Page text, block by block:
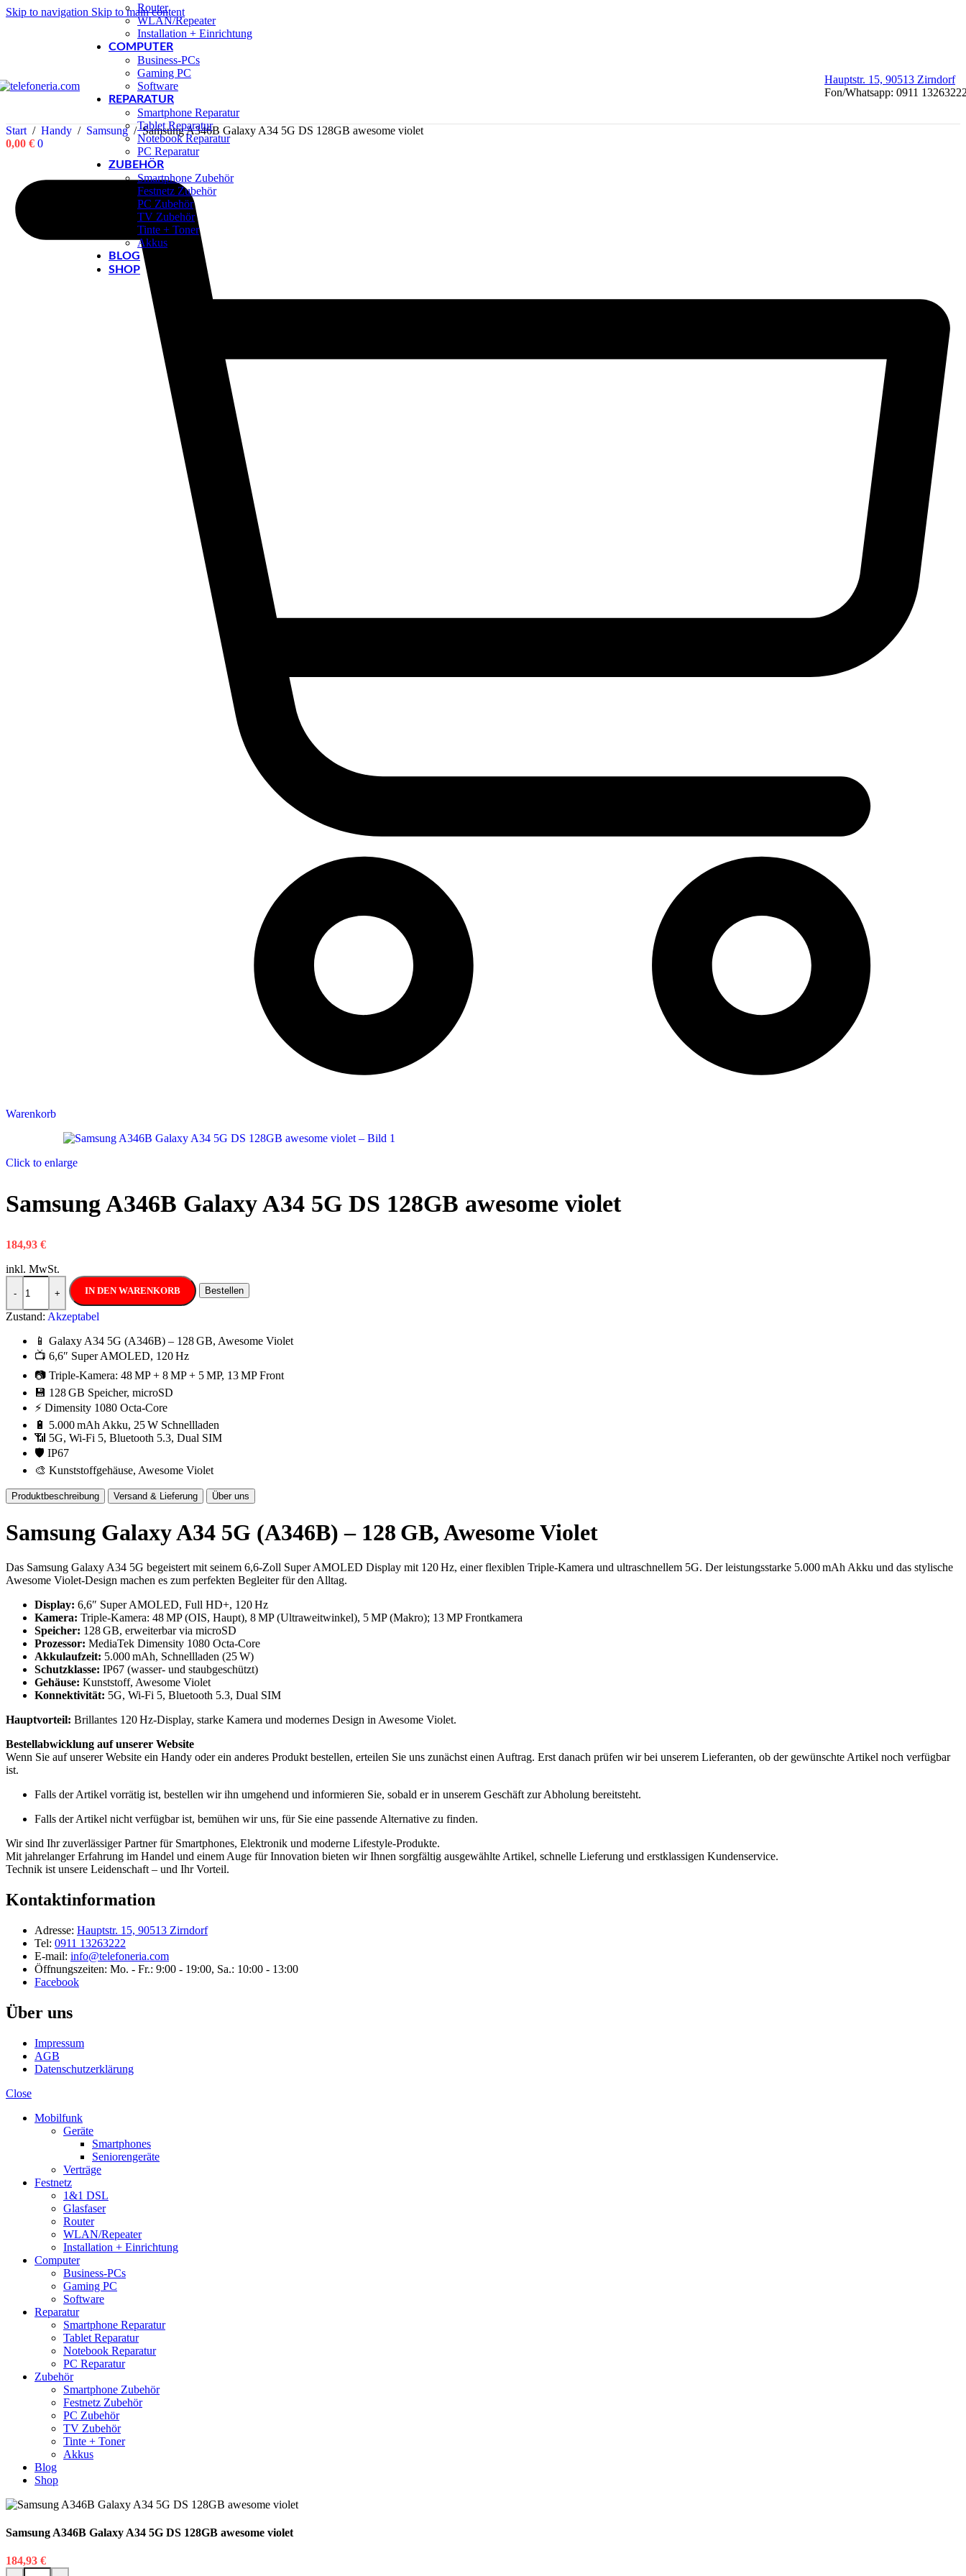
Skip to navigation Skip to main content
Router
WLAN/Repeater
Installation + Einrichtung
COMPUTER
Business-PCs
Gaming PC
Software
REPARATUR
Smartphone Reparatur
Tablet Reparatur
Notebook Reparatur
PC Reparatur
ZUBEHÖR
Smartphone Zubehör
Festnetz Zubehör
PC Zubehör
TV Zubehör
Tinte + Toner
Akkus
BLOG
SHOP
Hauptstr. 15, 90513 Zirndorf
Fon/Whatsapp: 0911
Start / Handy / Samsung / Samsung A346B Galaxy A34 5G DS 128GB awesome violet
0,00 € 0
Warenkorb
Click to enlarge
Samsung A346B Galaxy A34 5G DS 128GB awesome violet
184,93 €
inkl. MwSt.
-
Samsung A346B Galaxy A34 5G DS 128GB awesome violet Menge
+ IN DEN WARENKORB Bestellen
Zustand: Akzeptabel
📱 Galaxy A34 5G (A346B) – 128 GB, Awesome Violet
📺 6,6″ Super AMOLED, 120 Hz
📷 Triple-Kamera: 48 MP + 8 MP + 5 MP, 13 MP Front
💾 128 GB Speicher, microSD
⚡ Dimensity 1080 Octa-Core
🔋 5.000 mAh Akku, 25 W Schnellladen
📶 5G, Wi-Fi 5, Bluetooth 5.3, Dual SIM
🛡️ IP67
🎨 Kunststoffgehäuse, Awesome Violet
Produktbeschreibung Versand & Lieferung Über uns
Samsung Galaxy A34 5G (A346B) – 128 GB, Awesome Violet
Das Samsung Galaxy A34 5G begeistert mit seinem 6,6-Zoll Super AMOLED Display mit 120 Hz, einer flexiblen Triple-Kamera und ultraschnellem 5G. Der leistungsstarke 5.000 mAh Akku und das stylische
Awesome Violet-Design machen es zum perfekten Begleiter für den Alltag.
Display: 6,6″ Super AMOLED, Full HD+, 120 Hz
Kamera: Triple-Kamera: 48 MP (OIS, Haupt), 8 MP (Ultraweitwinkel), 5 MP (Makro); 13 MP Frontkamera
Speicher: 128 GB, erweiterbar via microSD
Prozessor: MediaTek Dimensity 1080 Octa-Core
Akkulaufzeit: 5.000 mAh, Schnellladen (25 W)
Schutzklasse: IP67 (wasser- und staubgeschützt)
Gehäuse: Kunststoff, Awesome Violet
Konnektivität: 5G, Wi-Fi 5, Bluetooth 5.3, Dual SIM
Hauptvorteil: Brillantes 120 Hz-Display, starke Kamera und modernes Design in Awesome Violet.
Bestellabwicklung auf unserer Website
Wenn Sie auf unserer Website ein Handy oder ein anderes Produkt bestellen, erteilen Sie uns zunächst einen Auftrag. Erst danach prüfen wir bei unserem Lieferanten, ob der gewünschte Artikel noch verfügbar
ist.
Falls der Artikel vorrätig ist, bestellen wir ihn umgehend und informieren Sie, sobald er in unserem Geschäft zur Abholung bereitsteht.
Falls der Artikel nicht verfügbar ist, bemühen wir uns, für Sie eine passende Alternative zu finden.
Wir sind Ihr zuverlässiger Partner für Smartphones, Elektronik und moderne Lifestyle-Produkte.
Mit jahrelanger Erfahrung im Handel und einem Auge für Innovation bieten wir Ihnen sorgfältig ausgewählte Artikel, schnelle Lieferung und erstklassigen Kundenservice.
Technik ist unsere Leidenschaft – und Ihr Vorteil.
Kontaktinformation
Adresse: Hauptstr. 15, 90513 Zirndorf
Tel: 0911 13263222
E-mail: info@telefoneria.com
Öffnungszeiten: Mo. - Fr.: 9:00 - 19:00, Sa.: 10:00 - 13:00
Facebook
Über uns
Impressum
AGB
Datenschutzerklärung
Close
Mobilfunk
Geräte
Smartphones
Seniorengeräte
Verträge
Festnetz
1&1 DSL
Glasfaser
Router
WLAN/Repeater
Installation + Einrichtung
Computer
Business-PCs
Gaming PC
Software
Reparatur
Smartphone Reparatur
Tablet Reparatur
Notebook Reparatur
PC Reparatur
Zubehör
Smartphone Zubehör
Festnetz Zubehör
PC Zubehör
TV Zubehör
Tinte + Toner
Akkus
Blog
Shop
Samsung A346B Galaxy A34 5G DS 128GB awesome violet
184,93 €